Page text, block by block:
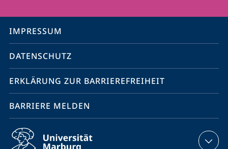
Service-
Navigation
IMPRESSUM
DATENSCHUTZ
ERKLÄRUNG ZUR BARRIEREFREIHEIT
BARRIERE MELDEN